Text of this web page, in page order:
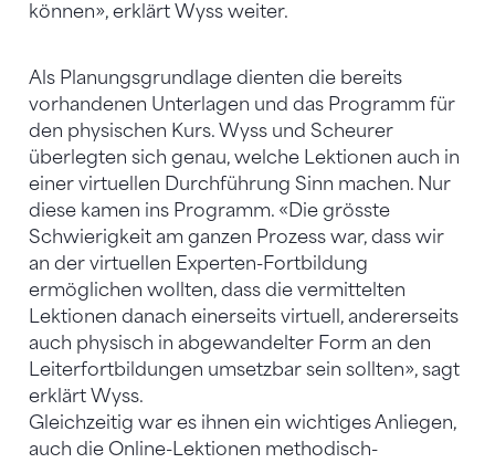
können», erklärt Wyss weiter.
Als Planungsgrundlage dienten die bereits
vorhandenen Unterlagen und das Programm für
den physischen Kurs. Wyss und Scheurer
überlegten sich genau, welche Lektionen auch in
einer virtuellen Durchführung Sinn machen. Nur
diese kamen ins Programm. «Die grösste
Schwierigkeit am ganzen Prozess war, dass wir
an der virtuellen Experten-Fortbildung
ermöglichen wollten, dass die vermittelten
Lektionen danach einerseits virtuell, andererseits
auch physisch in abgewandelter Form an den
Leiterfortbildungen umsetzbar sein sollten», sagt
erklärt Wyss.
Gleichzeitig war es ihnen ein wichtiges Anliegen,
auch die Online-Lektionen methodisch-